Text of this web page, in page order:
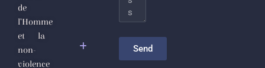
de
l’Homme
et la
non-
violence
nettoyage
sectaire
commeSend